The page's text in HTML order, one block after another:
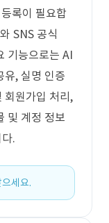
록이 필요합
SNS 공식
기능으로는 AI
유, 실명 인증
회원가입 처리,
및 계정 정보
.
세요.